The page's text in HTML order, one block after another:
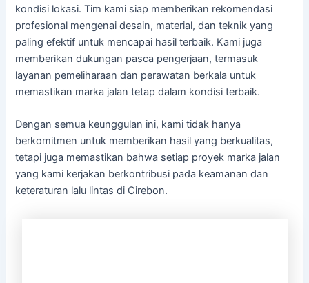
kondisi lokasi. Tim kami siap memberikan rekomendasi
profesional mengenai desain, material, dan teknik yang
paling efektif untuk mencapai hasil terbaik. Kami juga
memberikan dukungan pasca pengerjaan, termasuk
layanan pemeliharaan dan perawatan berkala untuk
memastikan marka jalan tetap dalam kondisi terbaik.
Dengan semua keunggulan ini, kami tidak hanya
berkomitmen untuk memberikan hasil yang berkualitas,
tetapi juga memastikan bahwa setiap proyek marka jalan
yang kami kerjakan berkontribusi pada keamanan dan
keteraturan lalu lintas di Cirebon.